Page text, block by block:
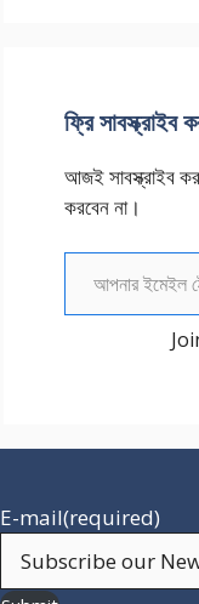
ফ্রি সাবস্ক্রাইব
আজই সাবস্ক্রাইব
করবেন না।
আপনার ইমেইল টেক্সট করুন
E-mail(required)